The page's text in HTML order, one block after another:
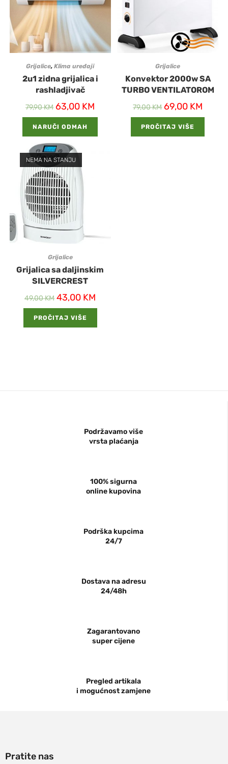
Grijalice,Klima uređaji
2u1 zidna grijalica i
rashladjivač
79,90KM 63,00 KM
NARUČI ODMAH
Grijalice
Konvektor 2000w SA
TURBO VENTILATOROM
79,00KM 69,00 KM
PROČITAJ VIŠE
NEMA NA STANJU
Grijalice
Grijalica sa daljinskim
SILVERCREST
49,00KM 43,00 KM
PROČITAJ VIŠE
Podržavamo više
vrsta plaćanja
100% sigurna
online kupovina
Podrška kupcima
24/7
Dostava na adresu
24/48h
Zagarantovano
super cijene
Pregled artikala
i mogućnost zamjene
Pratite nas